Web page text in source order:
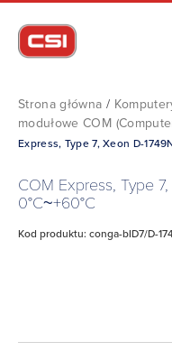
Strona główna /
modułowe COM
Express, Type 7, Xeon D-
COM Express, Type
0°C~+60°C
Kod produktu: conga-bID7/D-